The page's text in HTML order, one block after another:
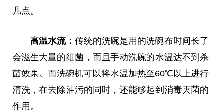
几点。
高温水流： 传统的洗碗是用的洗碗布时间长了
会滋生大量的细菌，而且手动洗碗的水温达不到杀
菌效果。而洗碗机可以将水温加热至60℃以上进行
清洗，在去除油污的同时，还能够起到消毒灭菌的
作用。